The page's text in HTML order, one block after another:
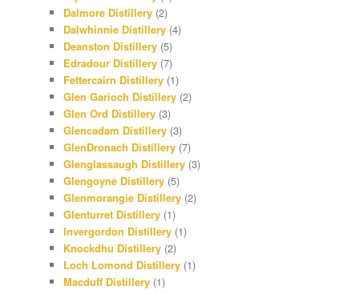
Dalmore Distillery (2)
Dalwhinnie Distillery (4)
Deanston Distillery (5)
Edradour Distillery (7)
Fettercairn Distillery (1)
Glen Garioch Distillery (2)
Glen Ord Distillery (3)
Glencadam Distillery (3)
GlenDronach Distillery (7)
Glenglassaugh Distillery (3)
Glengoyne Distillery (5)
Glenmorangie Distillery (2)
Glenturret Distillery (1)
Invergordon Distillery (1)
Knockdhu Distillery (2)
Loch Lomond Distillery (1)
Macduff Distillery (1)